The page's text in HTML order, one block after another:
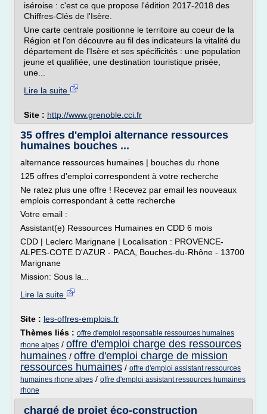
iséroise : c'est ce que propose l'édition 2017-2018 des
Chiffres-Clés de l'Isère.
Une carte centrale positionne le territoire au coeur de la
Région et l'on découvre au fil des indicateurs la vitalité du
département de l'Isère et ses spécificités : une population
jeune et qualifiée, une destination touristique prisée,
une...
Lire la suite
Site : http://www.grenoble.cci.fr
35 offres d'emploi alternance ressources
humaines bouches ...
alternance ressources humaines | bouches du rhone
125 offres d'emploi correspondent à votre recherche
Ne ratez plus une offre ! Recevez par email les nouveaux
emplois correspondant à cette recherche
Votre email :
Assistant(e) Ressources Humaines en CDD 6 mois
CDD | Leclerc Marignane | Localisation : PROVENCE-
ALPES-COTE D'AZUR - PACA, Bouches-du-Rhône - 13700
Marignane
Mission: Sous la...
Lire la suite
Site : les-offres-emplois.fr
Thèmes liés : offre d'emploi responsable ressources humaines
rhone alpes / offre d'emploi charge des ressources
humaines / offre d'emploi charge de mission
ressources humaines / offre d'emploi assistant ressources
humaines rhone alpes / offre d'emploi assistant ressources humaines
rhone
chargé de projet éco-construction